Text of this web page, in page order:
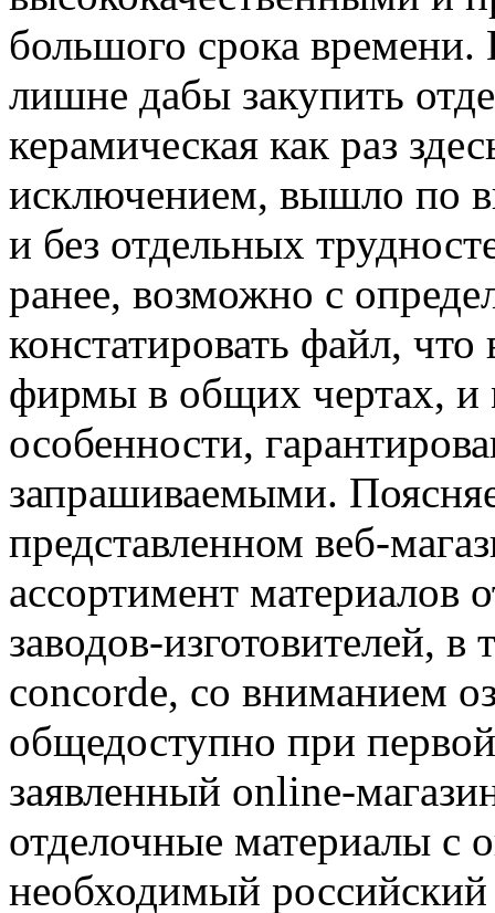
большого срока
лишне дабы закупить
керамическая как раз
исключением, вышло по
и без отдельных
ранее, возможно с
констатировать файл,
фирмы в общих чертах, и
особенности,
запрашиваемыми.
представленном веб-
ассортимент материалов
заводов-изготовителей,
concorde, со вниманием
общедоступно при
заявленный online-
отделочные материалы с
необходимый